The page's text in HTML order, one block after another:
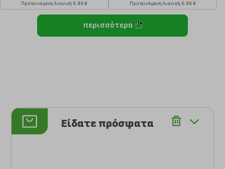
Προτεινόμενη λιανική 6.99 €
Προτεινόμενη λιανική 6.99 €
περισσότερα
Είδατε πρόσφατα